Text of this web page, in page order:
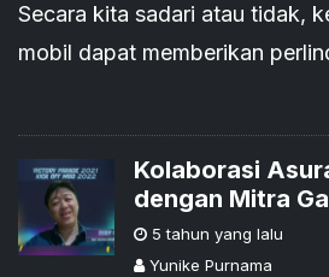
Secara kita sadari atau tidak,
mobil dapat memberikan
diinginkan terjadi.
Kolaborasi
dengan Mitra
Off Marketing
The Future'
5 tahun yang lalu
Yunike Purnama